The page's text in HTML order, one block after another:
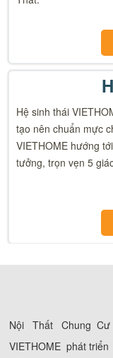
Hệ sinh thái
tạo nên chuẩn mực
VIETHOME hướng
tưởng, trọn vẹn 5
Nội Thất Chung Cư
VIETHOME phát